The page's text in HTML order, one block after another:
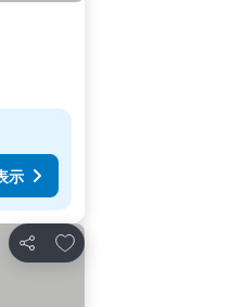
示
シェア
お気に入りに追加